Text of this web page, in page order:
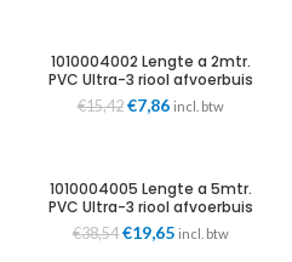
1010004002 Lengte a 2mtr.
PVC Ultra-3 riool afvoerbuis
grijs 40mm wd=3mm KOMO
Wavin
€15,42 Oorspronkelijke
€7,86Huidige
incl. btw
1010004005 Lengte a 5mtr.
PVC Ultra-3 riool afvoerbuis
grijs 40mm wd=3mm KOMO
Wavin
€38,54 Oorspronkelijke
€19,65Huidige
incl. btw